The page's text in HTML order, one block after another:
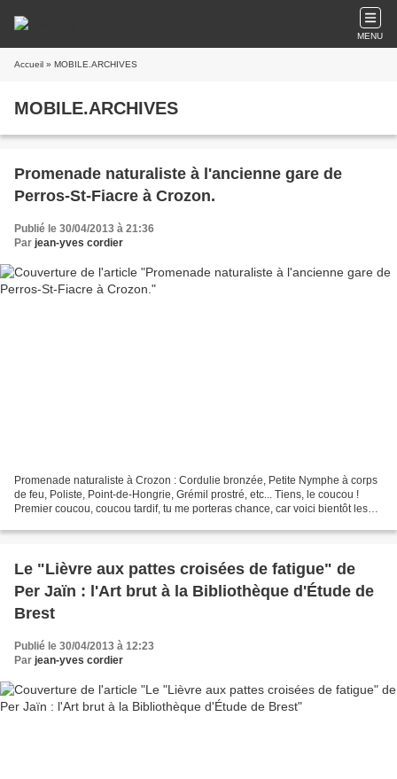
MENU
Accueil » MOBILE.ARCHIVES
MOBILE.ARCHIVES
Promenade naturaliste à l'ancienne gare de
Perros-St-Fiacre à Crozon.
Publié le 30/04/2013 à 21:36
Par jean-yves cordier
Promenade naturaliste à Crozon : Cordulie bronzée, Petite Nymphe à corps
de feu, Poliste, Point-de-Hongrie, Grémil prostré, etc... Tiens, le coucou !
Premier coucou, coucou tardif, tu me porteras chance, car voici bientôt les
Le "Lièvre aux pattes croisées de fatigue" de
Per Jaïn : l'Art brut à la Bibliothèque d'Étude de
Brest
Publié le 30/04/2013 à 12:23
Par jean-yves cordier